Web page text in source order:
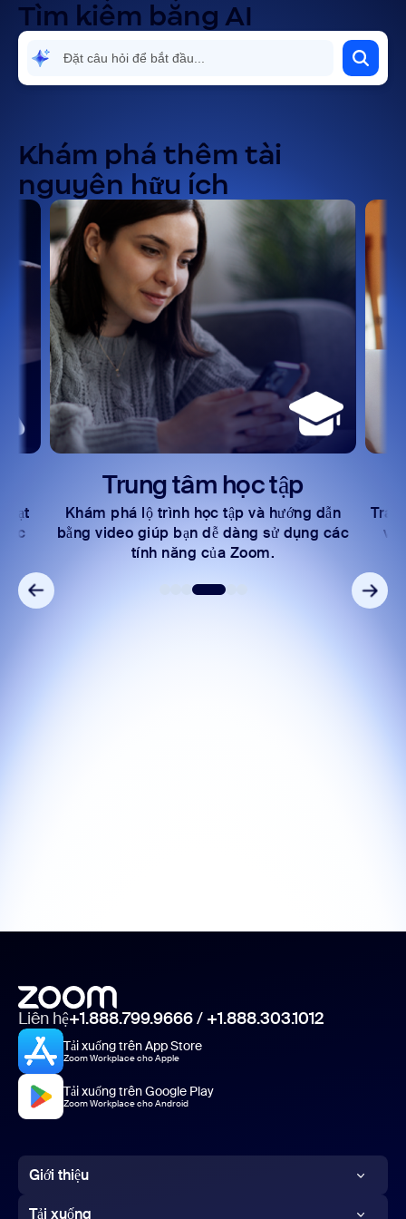
Tìm kiếm bằng AI
Khám phá thêm tài
nguyên hữu ích
Trung tâm học tập
Khám phá lộ trình học tập và hướng dẫn
bằng video giúp bạn dễ dàng sử dụng các
tính năng của Zoom.
Liên hệ+1.888.799.9666/ +1.888.303.1012
Tải xuống trên App Store
Zoom Workplace cho Apple
Tải xuống trên Google Play
Zoom Workplace cho Android
Giới thiệu
Blog của Zoom
Tải xuống